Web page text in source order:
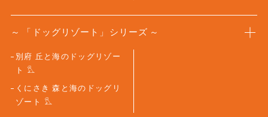
「ドッグリゾート」シリーズ
別府 丘と海のドッグリゾー
ト
くにさき 森と海のドッグリ
ゾート